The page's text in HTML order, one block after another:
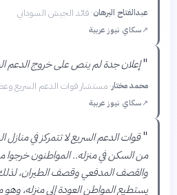
عبدالفتاح البرهان· قائد الجيش السوداني
↗سكاي نيوز عربية
"إعلان جدة لم ينص على خروج الدعم
محمد مختار· مستشار قوات الدعم السريع
↗سكاي نيوز عربية
"قوات الدعم السريع لا تتمركز في
من السكن في منزله.. المواطنون خرجوا
والقصف المدفعي وقصف الطيران،
يستطيع المواطن العودة إلى منزله، وهو